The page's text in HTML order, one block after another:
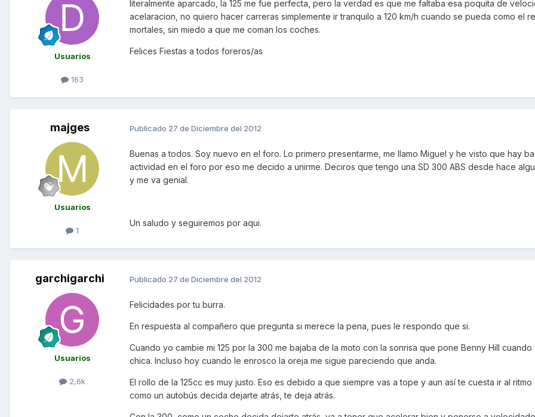
Usuarios
163
literalmente aparcado, la 125 me fue perfecta, pero la verdad es que me faltaba esa poquita de
acelaracion, no quiero hacer carreras simplemente ir tranquilo a 120 km/h cuando se pueda como el
mortales, sin miedo a que me coman los coches.
Felices Fiestas a todos foreros/as
majges
Usuarios
1
Publicado 27 de Diciembre del 2012
Buenas a todos. Soy nuevo en el foro. Lo primero presentarme, me llamo Miguel y he visto que hay
actividad en el foro por eso me decido a unirme. Deciros que tengo una SD 300 ABS desde hace
y me va genial.
Un saludo y seguiremos por aqui.
garchigarchi
Usuarios
2,6k
Publicado 27 de Diciembre del 2012
Felicidades por tu burra.
En respuesta al compañero que pregunta si merece la pena, pues le respondo que si.
Cuando yo cambie mi 125 por la 300 me bajaba de la moto con la sonrisa que pone Benny Hill cuando
chica. Incluso hoy cuando le enrosco la oreja me sigue pareciendo que anda.
El rollo de la 125cc es muy justo. Eso es debido a que siempre vas a tope y aun así te cuesta ir al ritmo
como un autobús decida dejarte atrás, te deja atrás.